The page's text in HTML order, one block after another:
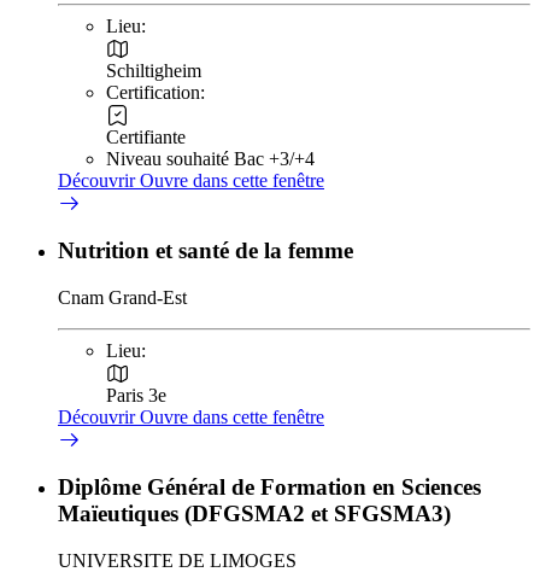
Lieu:
Schiltigheim
Certification:
Certifiante
Niveau souhaité Bac +3/+4
DécouvrirOuvre dans cette fenêtre
Nutrition et santé de la femme
Cnam Grand-Est
Lieu:
Paris 3e
DécouvrirOuvre dans cette fenêtre
Diplôme Général de Formation en Sciences
Maïeutiques (DFGSMA2 et SFGSMA3)
UNIVERSITE DE LIMOGES